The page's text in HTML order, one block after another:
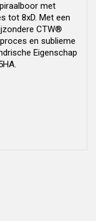
met
tot 8xD. Met een
CTW®
en sublieme
Eigenschap